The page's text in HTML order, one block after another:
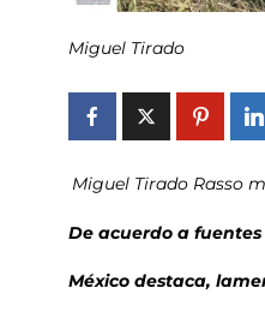
Miguel Tirado
Miguel Tirado Rasso
De acuerdo a
México destaca,